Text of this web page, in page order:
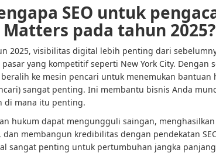
SEO untuk
pada tahun 2025?
2025, visibilitas digital lebih penting dari
yang kompetitif seperti New York City. Dengan
ke mesin pencari untuk menemukan bantuan
) sangat penting. Ini membantu bisnis Anda
di mana itu penting.
hukum dapat mengungguli saingan,
dan membangun kredibilitas dengan pendekatan
sangat penting untuk pertumbuhan jangka